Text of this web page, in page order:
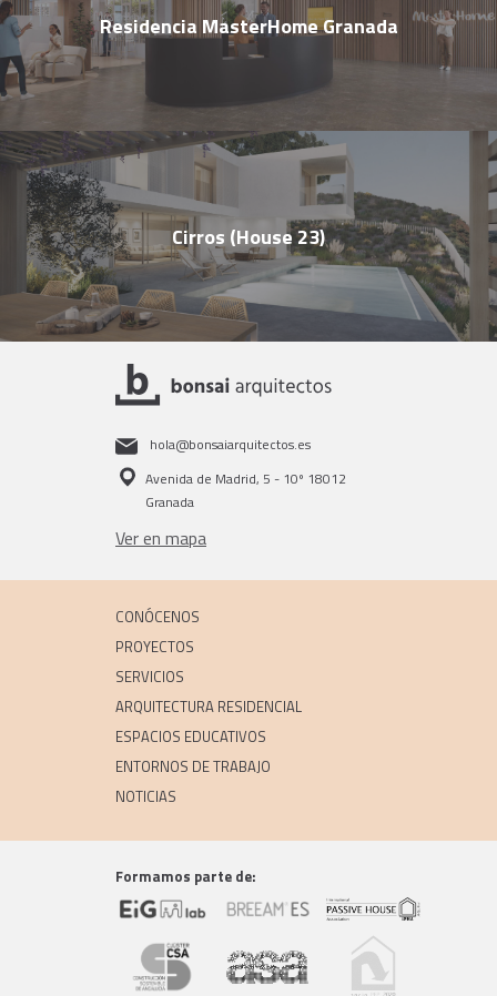
Residencia MasterHome Granada
Cirros (House 23)
hola@bonsaiarquitectos.es
Avenida de Madrid, 5 - 10º 18012
Granada
Ver en mapa
CONÓCENOS
PROYECTOS
SERVICIOS
ARQUITECTURA RESIDENCIAL
ESPACIOS EDUCATIVOS
ENTORNOS DE TRABAJO
NOTICIAS
Formamos parte de: